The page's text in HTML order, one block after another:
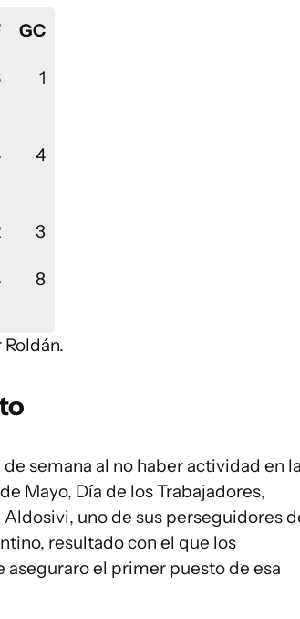
GC
1
4
3
8
semana al no haber actividad en la
Mayo, Día de los Trabajadores,
uno de sus perseguidores
resultado con el que los
el primer puesto de esa